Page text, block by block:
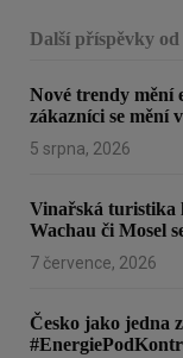
Další příspěvky
Nové trendy mění
zákazníci se mění
5 srpna, 2026
Vinařská turistika
Wachau či Mosel
7 července, 2026
Česko jako jedna